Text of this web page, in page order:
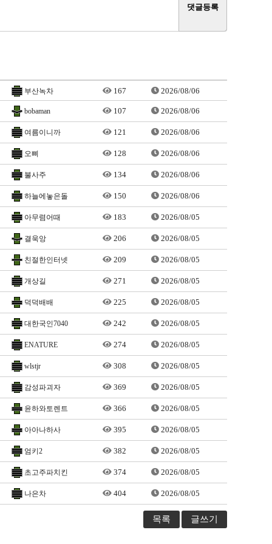
부산녹차 167 2026/08/06
bobaman 107 2026/08/06
여름이니까 121 2026/08/06
오삐 128 2026/08/06
불사주 134 2026/08/06
하늘에놓은돌 150 2026/08/06
아무렴어때 183 2026/08/05
결욱앙 206 2026/08/05
친절한인터넷 209 2026/08/05
개상길 271 2026/08/05
덕덕배배 225 2026/08/05
대한국인7040 242 2026/08/05
ENATURE 274 2026/08/05
wlstjr 308 2026/08/05
감성파괴자 369 2026/08/05
윤하와토렌트 366 2026/08/05
아아나하사 395 2026/08/05
엄키2 382 2026/08/05
초고주파치킨 374 2026/08/05
나은차 404 2026/08/05
글쓰기
목록